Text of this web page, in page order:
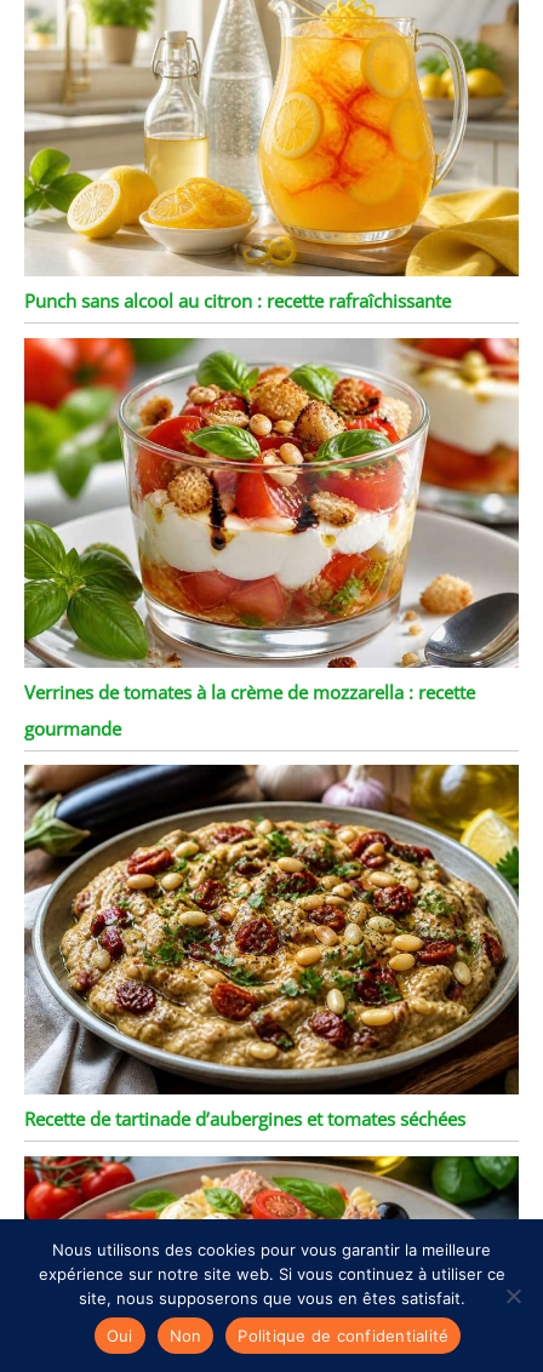
Punch sans alcool au citron : recette rafraîchissante
Verrines de tomates à la crème de mozzarella : recette
gourmande
Recette de tartinade d’aubergines et tomates séchées
Nous utilisons des cookies pour vous garantir la meilleure
expérience sur notre site web. Si vous continuez à utiliser ce
site, nous supposerons que vous en êtes satisfait.
Oui
Non Politique de confidentialité